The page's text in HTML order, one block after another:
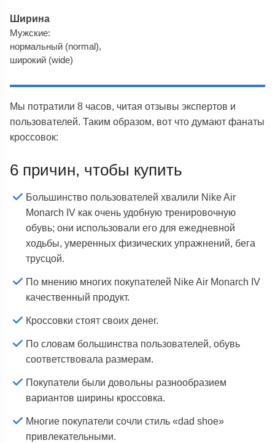
Ширина
Мужские:
нормальный (normal),
широкий (wide)
Мы потратили 8 часов, читая отзывы экспертов и
пользователей. Таким образом, вот что думают фанаты
кроссовок:
6 причин, чтобы купить
Большинство пользователей хвалили Nike Air
Monarch IV как очень удобную тренировочную
обувь; они использовали его для ежедневной
ходьбы, умеренных физических упражнений, бега
трусцой.
По мнению многих покупателей Nike Air Monarch IV
качественный продукт.
Кроссовки стоят своих денег.
По словам большинства пользователей, обувь
соответствовала размерам.
Покупатели были довольны разнообразием
вариантов ширины кроссовка.
Многие покупатели сочли стиль «dad shoe»
привлекательными.